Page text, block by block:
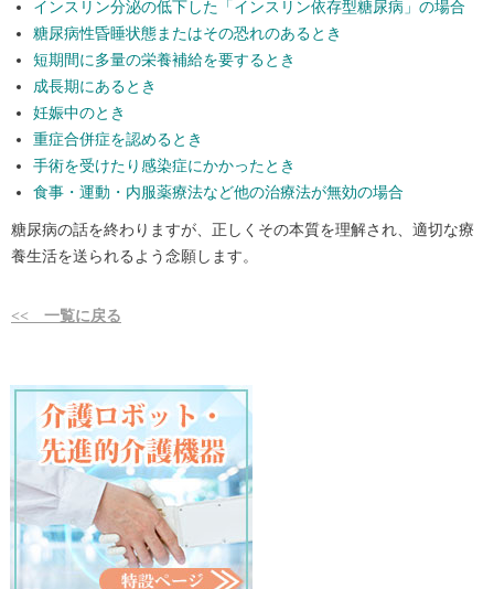
インスリン分泌の低下した「インスリン依存型糖尿病」の場合
糖尿病性昏睡状態またはその恐れのあるとき
短期間に多量の栄養補給を要するとき
成長期にあるとき
妊娠中のとき
重症合併症を認めるとき
手術を受けたり感染症にかかったとき
食事・運動・内服薬療法など他の治療法が無効の場合
糖尿病の話を終わりますが、正しくその本質を理解され、適切な療
養生活を送られるよう念願します。
<< 一覧に戻る